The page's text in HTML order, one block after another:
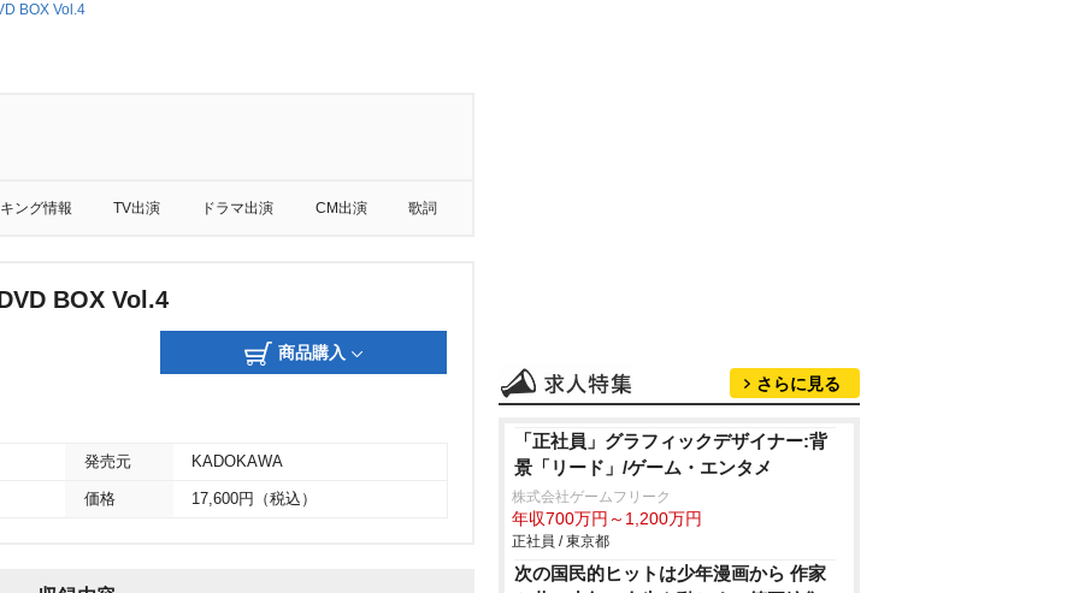
BOX Vol.4
ング情報 TV出演 ドラマ出演 CM出演 歌詞
BOX Vol.4
商品購入
発売元 KADOKAWA
価格 17,600円（税込）
さらに見る
「正社員」グラフィックデザイナー:背
景「リード」/ゲーム・エンタメ
株式会社ゲームフリーク
年収700万円～1,200万円
正社員 / 東京都
次の国民的ヒットは少年漫画から 作家